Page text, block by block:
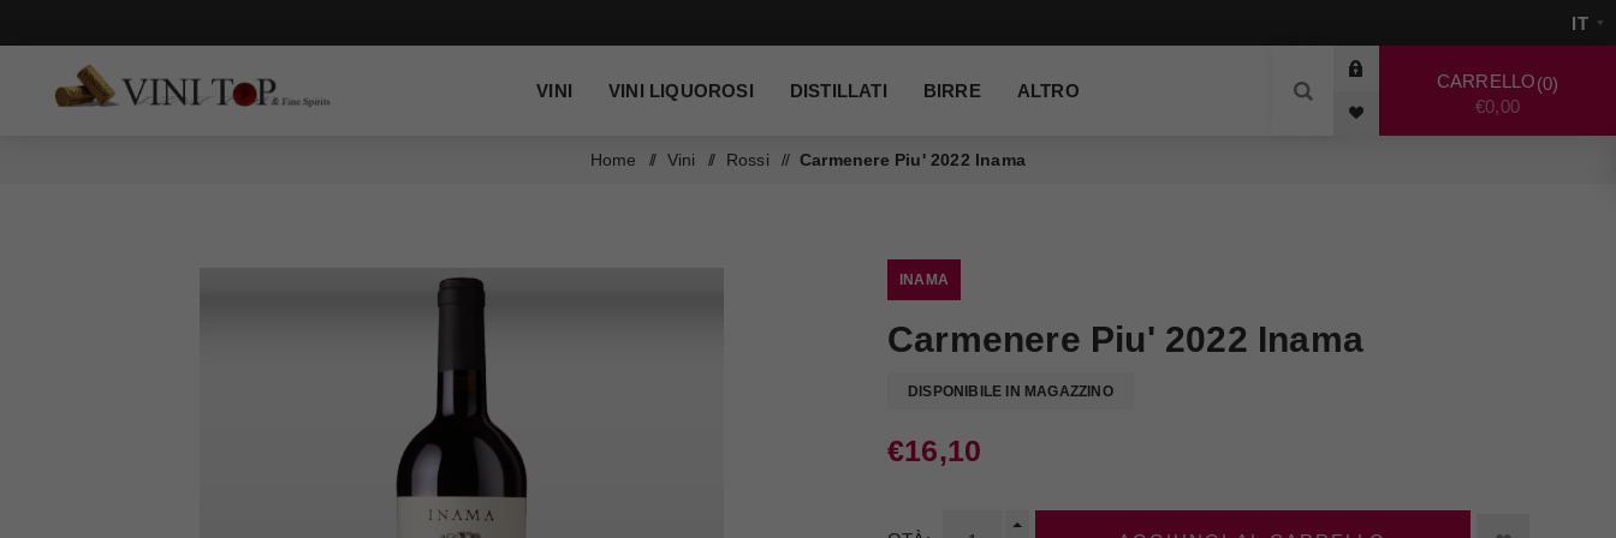
VINI VINI LIQUOROSI DISTILLATI BIRRE ALTRO CARRELLO 0
€0,00
Home / Vini / Rossi / Carmenere Piu' 2022 Inama
INAMA
Carmenere Piu' 2022 Inama
DISPONIBILE IN MAGAZZINO
€16,10